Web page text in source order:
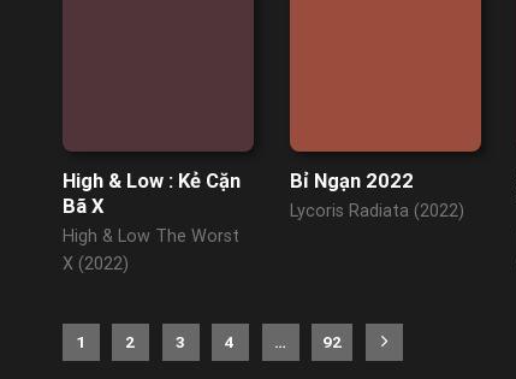
High & Low : Kẻ Cặn
Bã X
High & Low The Worst
X (2022)
Bỉ Ngạn 2022
Lycoris Radiata (2022)
1 2 3 4 … 92